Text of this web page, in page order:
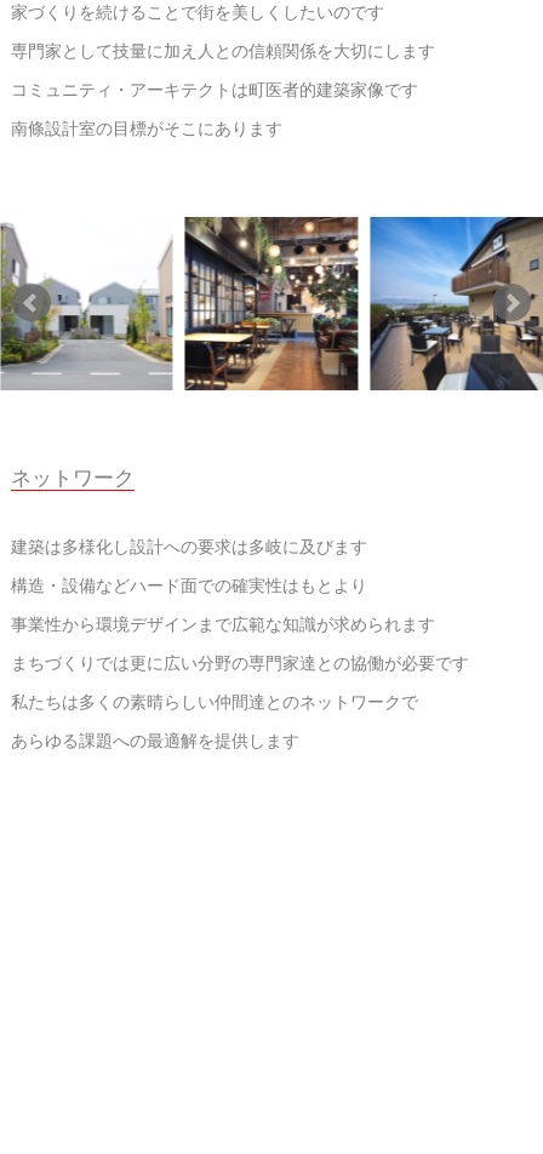
家づくりを続けることで街を美しくしたいのです
専門家として技量に加え人との信頼関係を大切にします
コミュニティ・アーキテクトは町医者的建築家像です
南條設計室の目標がそこにあります
ネットワーク
建築は多様化し設計への要求は多岐に及びます
構造・設備などハード面での確実性はもとより
事業性から環境デザインまで広範な知識が求められます
まちづくりでは更に広い分野の専門家達との協働が必要です
私たちは多くの素晴らしい仲間達とのネットワークで
あらゆる課題への最適解を提供します